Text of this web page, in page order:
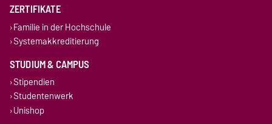
ZERTIFIKATE
Familie in der Hochschule
Systemakkreditierung
STUDIUM & CAMPUS
Stipendien
Studentenwerk
Unishop